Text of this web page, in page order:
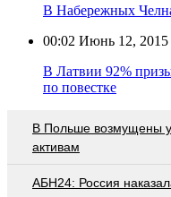
В Набережных
00:02 Июнь 12, 2015
В Латвии 92%
по повестке
В Польше возмущены
активам
АБН24: Россия